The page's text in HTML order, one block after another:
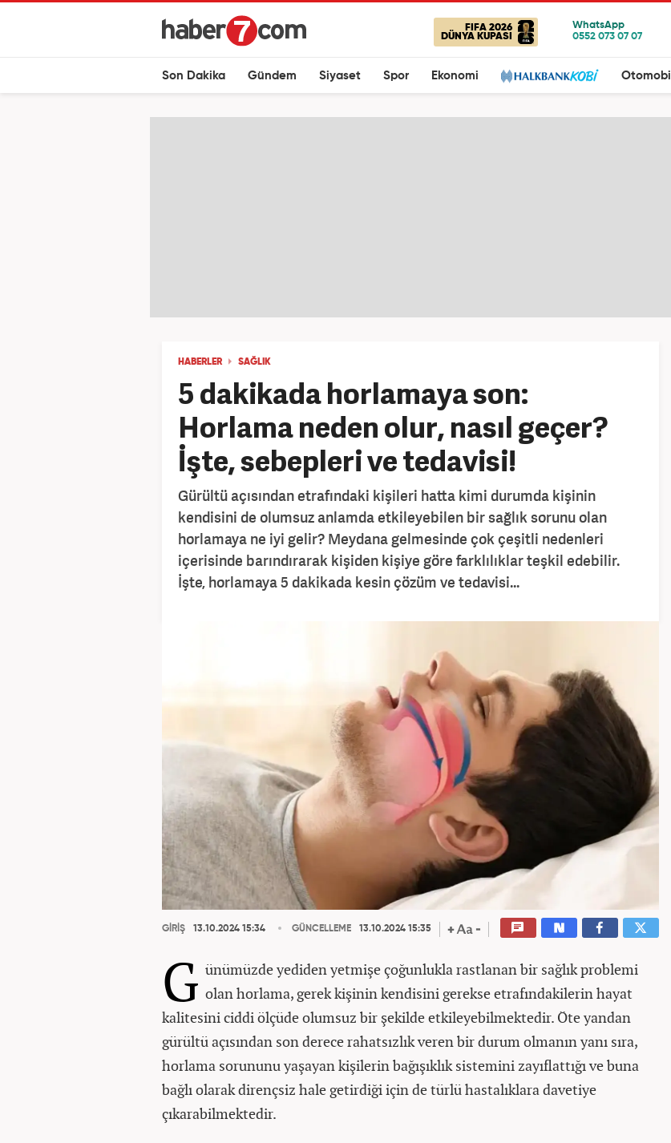
FIFA 2026
DÜNYA KUPASI
Son Dakika Gündem Siyaset Spor Ekonomi Otomobil
HABERLER SAĞLIK
5 dakikada horlamaya son:
Horlama neden olur, nasıl geçer?
İşte, sebepleri ve tedavisi!
Gürültü açısından etrafındaki kişileri hatta kimi durumda kişinin
kendisini de olumsuz anlamda etkileyebilen bir sağlık sorunu olan
horlamaya ne iyi gelir? Meydana gelmesinde çok çeşitli nedenleri
içerisinde barındırarak kişiden kişiye göre farklılıklar teşkil edebilir.
İşte, horlamaya 5 dakikada kesin çözüm ve tedavisi...
GİRİŞ 13.10.2024 15:34 GÜNCELLEME 13.10.2024 15:35
G ünümüzde yediden yetmişe çoğunlukla rastlanan bir sağlık problemi
olan horlama, gerek kişinin kendisini gerekse etrafındakilerin hayat
kalitesini ciddi ölçüde olumsuz bir şekilde etkileyebilmektedir. Öte yandan
gürültü açısından son derece rahatsızlık veren bir durum olmanın yanı sıra,
horlama sorununu yaşayan kişilerin bağışıklık sistemini zayıflattığı ve buna
bağlı olarak dirençsiz hale getirdiği için de türlü hastalıklara davetiye
çıkarabilmektedir.